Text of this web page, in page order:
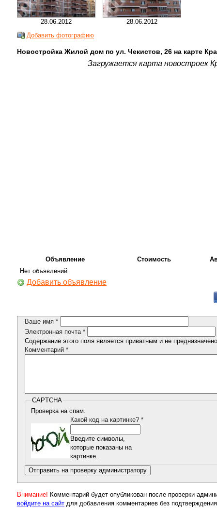
28.06.2012
28.06.2012
Добавить фотографию
Новостройка Жилой дом по ул. Чекистов, 26 на карте
Загружается карта новостроек
Объявление Стоимость
Нет объявлений
Добавить объявление
Ваше имя *
Электронная почта *
Содержание этого поля является приватным и не
Комментарий *
CAPTCHA
Проверка на спам.
Какой код на картинке? *
Введите символы,
которые показаны на
картинке.
Внимание! Комментарий будет опубликован после проверки
войдите на сайт для добавления комментариев без